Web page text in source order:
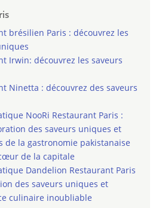
brésilien Paris : découvrez les
Irwin: découvrez les saveurs
Ninetta : découvrez des saveurs
NooRi Restaurant Paris :
des saveurs uniques et
de la gastronomie pakistanaise
de la capitale
Dandelion Restaurant Paris
des saveurs uniques et
culinaire inoubliable